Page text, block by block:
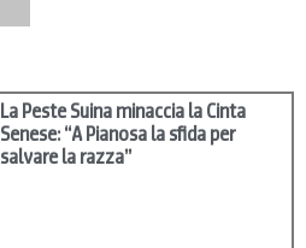
La Peste Suina minaccia la Cinta
Senese: “A Pianosa la sfida per
salvare la razza”